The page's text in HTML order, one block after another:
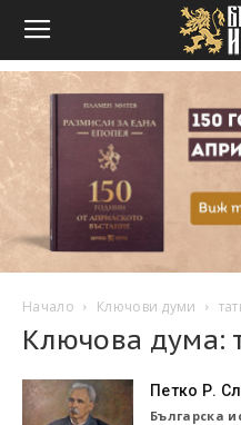
Начало Ключови думи
Ключова дума:
Петко Р.
Българска